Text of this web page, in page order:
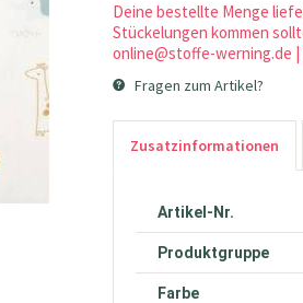
Deine bestellte Menge
Stückelungen kommen
online@stoffe-werning.de |
Fragen zum Artikel?
Zusatzinformationen
Artikel-Nr.
Produktgruppe
Farbe